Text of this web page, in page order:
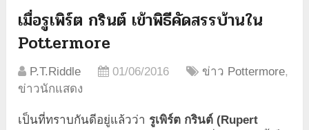
เมื่อรูเพิร์ต กรินต์ เข้าพิธีคัดสรรบ้านใน
Pottermore
P.T.Riddle 01/06/2016 ข่าว Pottermore,
ข่าวนักแสดง
เป็นที่ทราบกันดีอยู่แล้วว่า รูเพิร์ต กรินต์ (Rupert